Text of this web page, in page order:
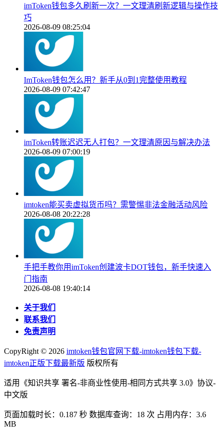
imToken钱包多久刷新一次？一文理清刷新逻辑与操作技
巧
2026-08-09 08:25:04
ImToken钱包怎么用？新手从0到1完整使用教程
2026-08-09 07:42:47
imToken转账迟迟无人打包？一文理清原因与解决办法
2026-08-09 07:00:19
imtoken能买卖虚拟货币吗？需警惕非法金融活动风险
2026-08-08 20:22:28
手把手教你用imToken创建波卡DOT钱包，新手快速入
门指南
2026-08-08 19:40:14
关于我们
联系我们
免责声明
CopyRight © 2026 imtoken钱包官网下载-imtoken钱包下载-
imtoken正版下载最新版 版权所有
适用《知识共享 署名-非商业性使用-相同方式共享 3.0》协议-
中文版
页面加载时长：0.187 秒 数据库查询：18 次 占用内存：3.6
MB